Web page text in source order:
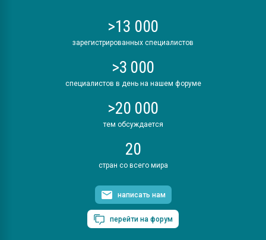
>13 000
зарегистрированных специалистов
>3 000
специалистов в день на нашем форуме
>20 000
тем обсуждается
20
стран со всего мира
написать нам
перейти на форум